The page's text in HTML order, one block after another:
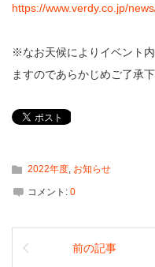
https://www.verdy.co.jp/
※なお天候によりイベント
ますのであらかじめご了承下
2022年度, お知らせ
コメント: 0
前の記事